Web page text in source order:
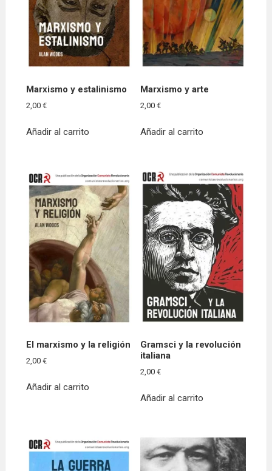
Marxismo y estalinismo
2,00€
Añadir al carrito
Marxismo y arte
2,00€
Añadir al carrito
El marxismo y la religión
2,00€
Añadir al carrito
Gramsci y la revolución
italiana
2,00€
Añadir al carrito